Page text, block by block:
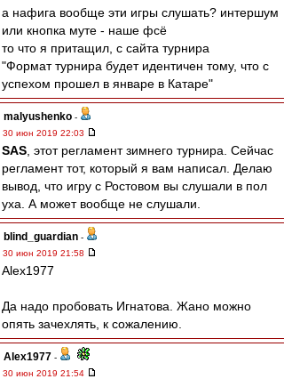
а нафига вообще эти игры слушать? интершум
или кнопка муте - наше фсё
то что я притащил, с сайта турнира
"Формат турнира будет идентичен тому, что с
успехом прошел в январе в Катаре"
malyushenko -
30 июн 2019 22:03
SAS , этот регламент зимнего турнира. Сейчас
регламент тот, который я вам написал. Делаю
вывод, что игру с Ростовом вы слушали в пол
уха. А может вообще не слушали.
blind_guardian -
30 июн 2019 21:58
Alex1977
Да надо пробовать Игнатова. Жано можно
опять зачехлять, к сожалению.
Alex1977 -
30 июн 2019 21:54